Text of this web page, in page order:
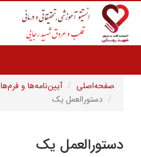
صفحه‌اصلی
آیین‌نامه‌ها و فرم‌ها
دستورالعمل یک
دستورالعمل یک